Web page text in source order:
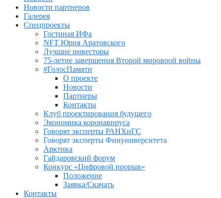
Новости партнеров
Галерея
Спецпроекты
Гостиная ИФа
NFT Юрия Аратовского
Лучшие инвесторы
75-летие завершения Второй мировоой войны
#ГолосПамяти
О проекте
Новости
Партнеры
Контакты
Клуб проектирования будущего
Экономика коронавируса
Говорят эксперты РАНХиГС
Говорят эксперты Финуниверситета
Арктика
Гайдаровский форум
Конкурс «Цифровой прорыв»
Положение
Заявка/Скачать
Контакты